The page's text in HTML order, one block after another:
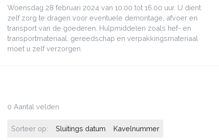
Woensdag 28 februari 2024 van 10.00 tot 16.00 uur. U dient
zelf zorg te dragen voor eventuele demontage, afvoer en
transport van de goederen. Hulpmiddelen zoals hef- en
transportmateriaal, gereedschap en verpakkingsmateriaal
moet u zelf verzorgen.
0 Aantal velden
Sorteer op: Sluitings datum Kavelnummer